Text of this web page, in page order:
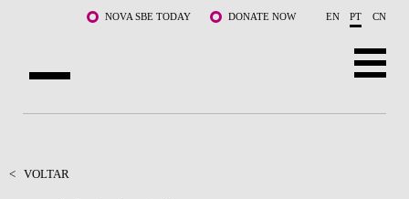
Saltar para o conteúdo principalNOVA SBE TODAY DONATE NOW EN PT CN
< VOLTAR